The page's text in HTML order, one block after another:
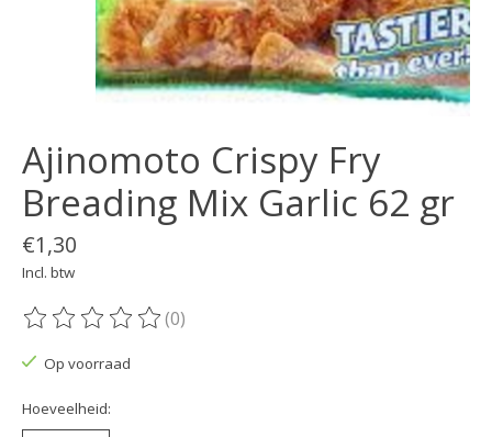
Ajinomoto Crispy Fry
Breading Mix Garlic 62 gr
€1,30
Incl. btw
De beoordeling van dit product is
(0)
Op voorraad
Hoeveelheid: